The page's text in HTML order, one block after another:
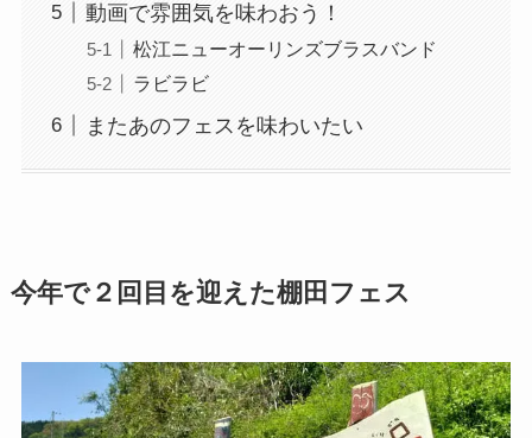
動画で雰囲気を味わおう！
松江ニューオーリンズブラスバンド
ラビラビ
またあのフェスを味わいたい
今年で２回目を迎えた棚田フェス